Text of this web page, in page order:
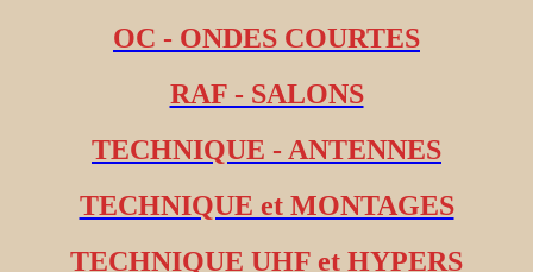
OC - ONDES COURTES
RAF - SALONS
TECHNIQUE - ANTENNES
TECHNIQUE et MONTAGES
TECHNIQUE UHF et HYPERS